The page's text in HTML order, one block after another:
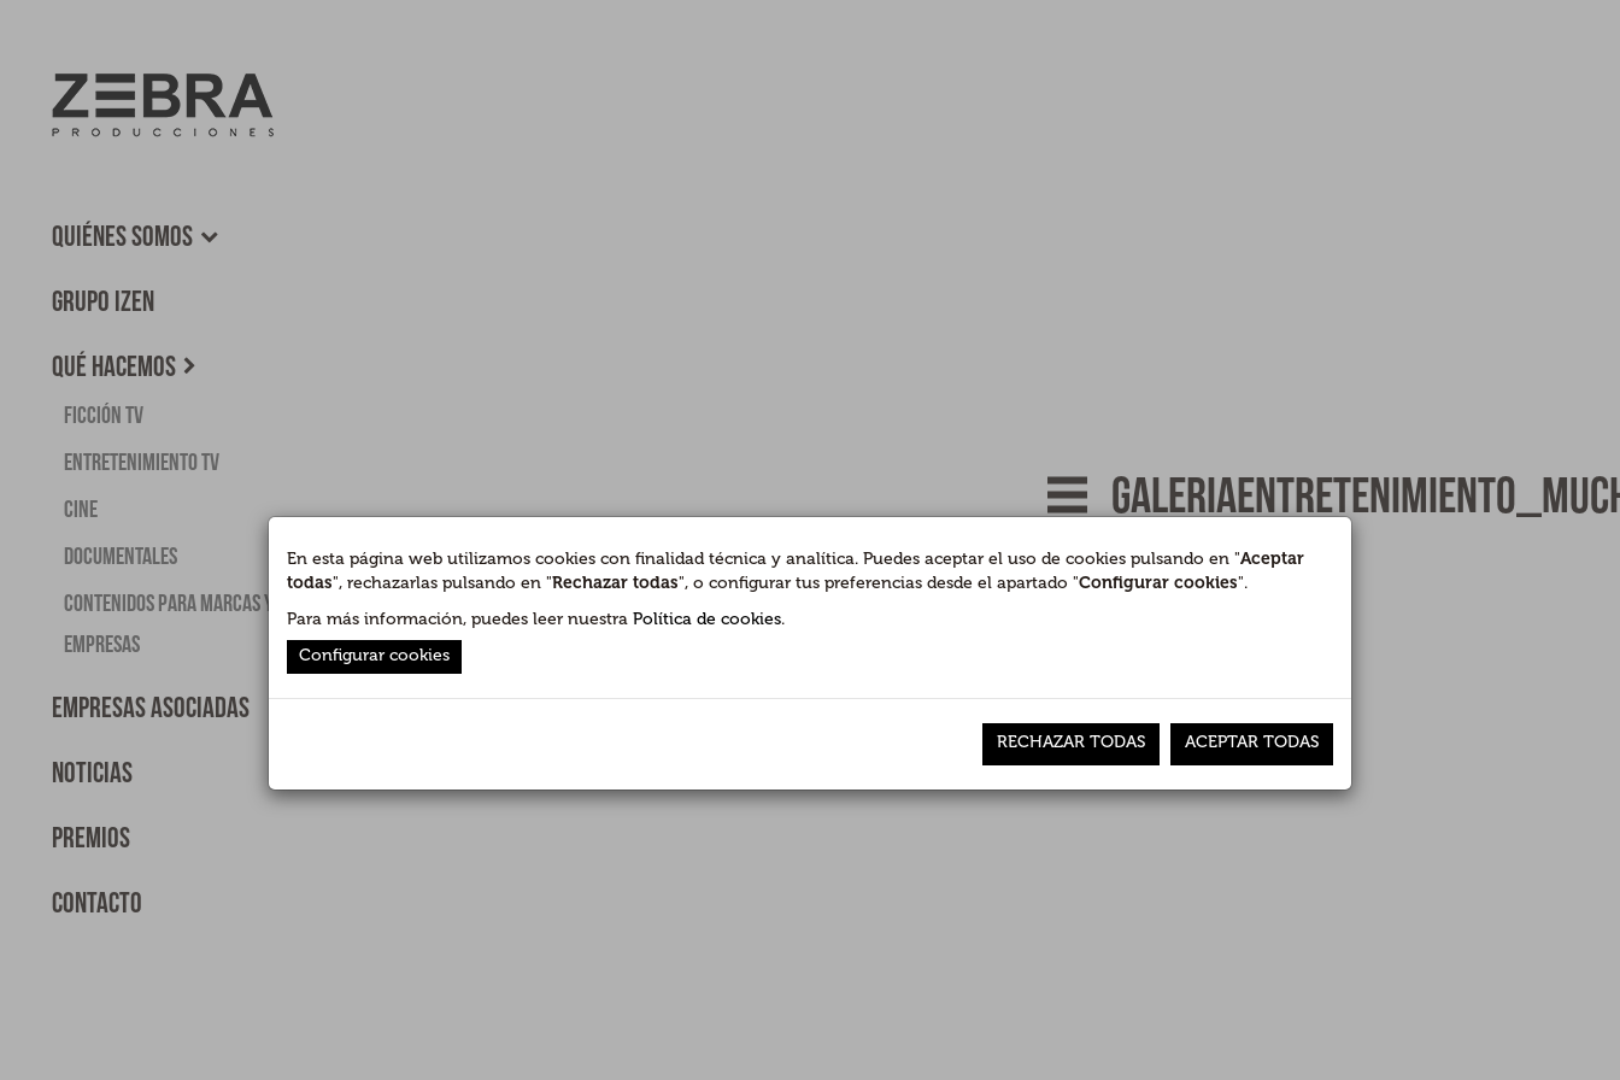
Quiénes somos
Grupo Izen
Qué hacemos
Ficción TV
Entretenimiento TV
Cine
Documentales
Contenidos para Marcas y
Empresas
Empresas asociadas
Noticias
Premios
Contacto
(2)
En esta página web utilizamos cookies con finalidad técnica y analítica. Puedes aceptar el uso de cookies pulsando en "Aceptar
todas", rechazarlas pulsando en "Rechazar todas", o configurar tus preferencias desde el apartado "Configurar cookies".
Para más información, puedes leer nuestra Política de cookies.
Configurar cookies
RECHAZAR TODAS ACEPTAR TODAS